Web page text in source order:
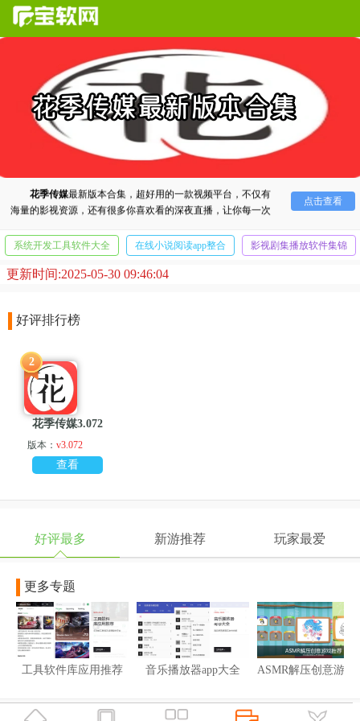
点击查看
花季传媒最新版本合集，超好用的一款视频平台，不仅有
海量的影视资源，还有很多你喜欢看的深夜直播，让你每一次
就来看看吧！
系统开发工具软件大全 在线小说阅读app整合 影视剧集播放软件集锦
更新时间:2025-05-30 09:46:04
好评排行榜
花季传媒3.072
版本： v3.072
查看
2
好评最多 新游推荐 玩家最爱
更多专题
工具软件库应用推荐 音乐播放器app大全